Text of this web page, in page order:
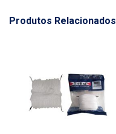
Produtos Relacionados